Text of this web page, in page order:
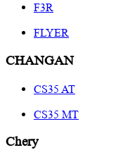
F3R
FLYER
CHANGAN
CS35 AT
CS35 MT
Chery